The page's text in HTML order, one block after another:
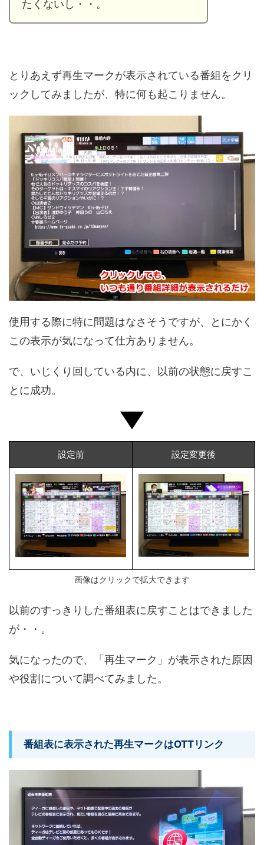
たくないし・・。
とりあえず再生マークが表示されている番組をクリ
ックしてみましたが、特に何も起こりません。
使用する際に特に問題はなさそうですが、とにかく
この表示が気になって仕方ありません。
で、いじくり回している内に、以前の状態に戻すこ
とに成功。
設定前 設定変更後
画像はクリックで拡大できます
以前のすっきりした番組表に戻すことはできました
が・・。
気になったので、「再生マーク」が表示された原因
や役割について調べてみました。
番組表に表示された再生マークはOTTリンク